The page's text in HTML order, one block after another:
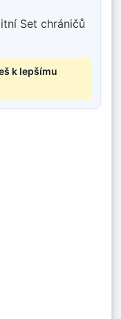
Set chráničů
k lepšímu